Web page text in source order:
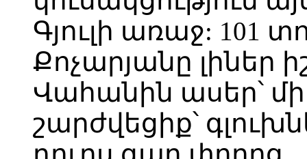
Գյուլի առաջ: 101
Քոչարյանը լիներ
Վահանին ասեր՝
շարժվեցիք՝